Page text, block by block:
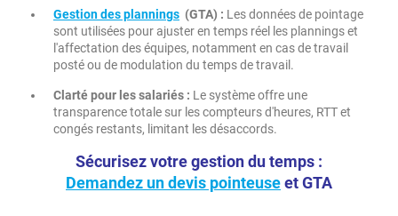
Gestion des plannings (GTA) : Les données de pointage
sont utilisées pour ajuster en temps réel les plannings et
l'affectation des équipes, notamment en cas de travail
posté ou de modulation du temps de travail.
Clarté pour les salariés : Le système offre une
transparence totale sur les compteurs d'heures, RTT et
congés restants, limitant les désaccords.
Sécurisez votre gestion du temps :
Demandez un devis pointeuseet GTA